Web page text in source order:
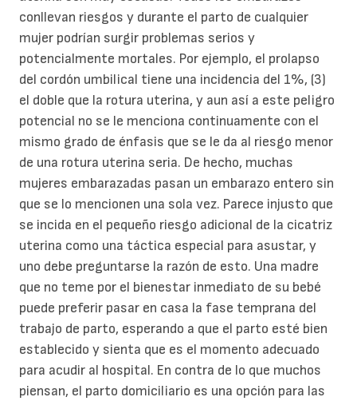
conllevan riesgos y durante el parto de cualquier
mujer podrían surgir problemas serios y
potencialmente mortales. Por ejemplo, el prolapso
del cordón umbilical tiene una incidencia del 1%, (3)
el doble que la rotura uterina, y aun así a este peligro
potencial no se le menciona continuamente con el
mismo grado de énfasis que se le da al riesgo menor
de una rotura uterina seria. De hecho, muchas
mujeres embarazadas pasan un embarazo entero sin
que se lo mencionen una sola vez. Parece injusto que
se incida en el pequeño riesgo adicional de la cicatriz
uterina como una táctica especial para asustar, y
uno debe preguntarse la razón de esto. Una madre
que no teme por el bienestar inmediato de su bebé
puede preferir pasar en casa la fase temprana del
trabajo de parto, esperando a que el parto esté bien
establecido y sienta que es el momento adecuado
para acudir al hospital. En contra de lo que muchos
piensan, el parto domiciliario es una opción para las